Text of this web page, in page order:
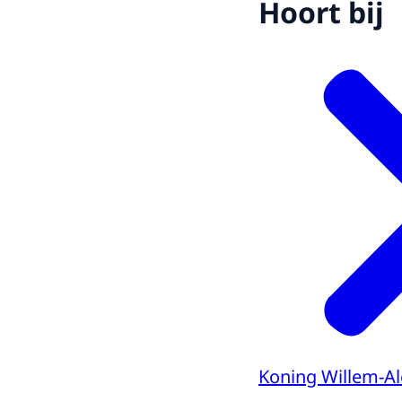
Hoort bij
Koning Willem-